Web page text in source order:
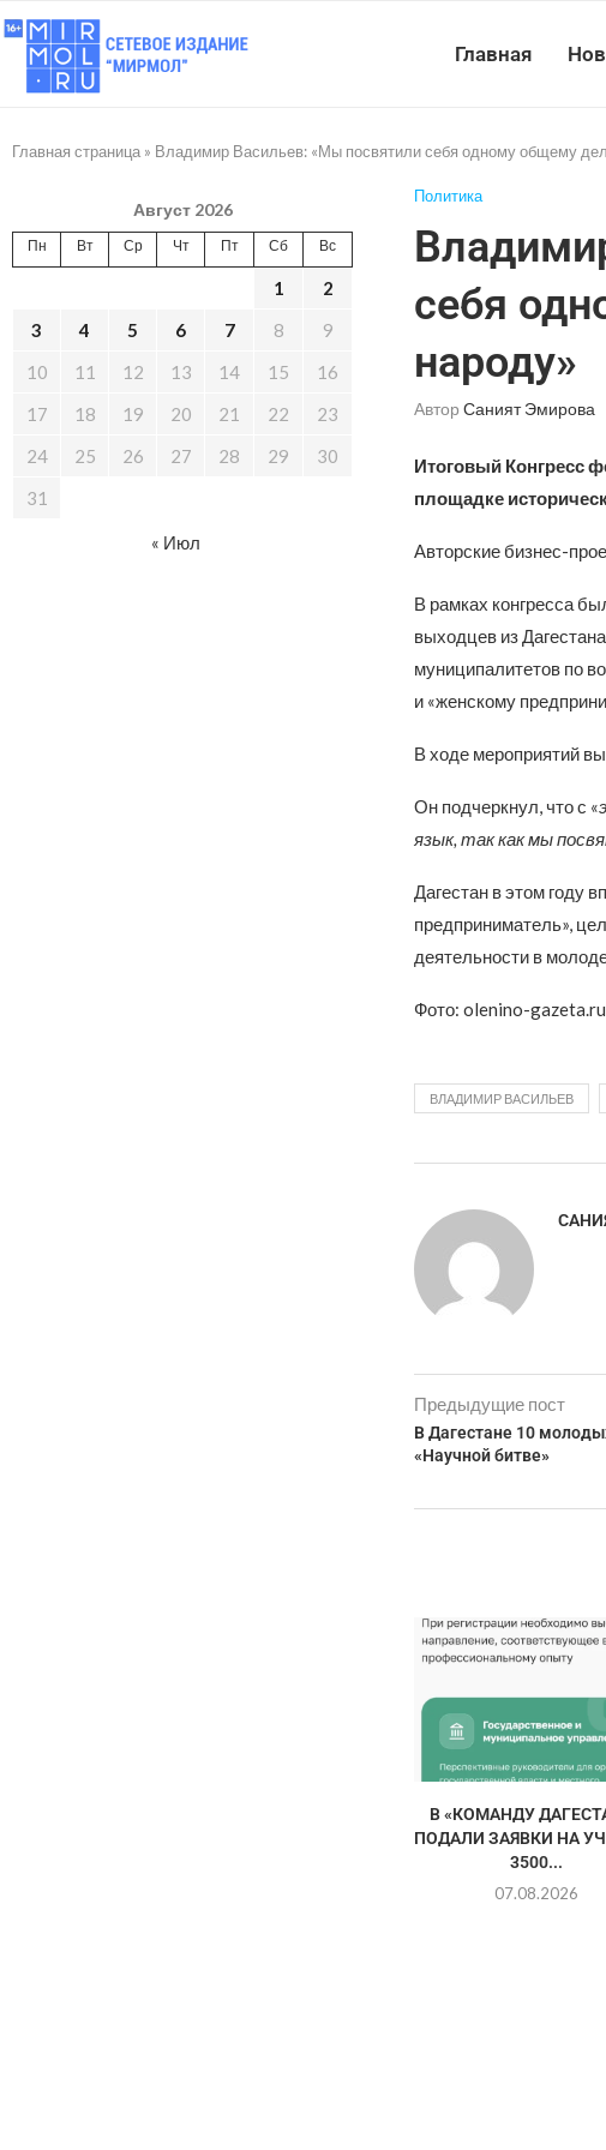
Главная
Главная страница » Владимир Васильев: «Мы посвятили себя одному общему
Политика
себя
народу»
Автор Саният Эмирова
Итоговый Конгресс
площадке
Авторские бизнес-
В рамках конгресса
выходцев из
муниципалитетов по
и «женскому
В ходе мероприятий
Он подчеркнул, что с «
язык, так как мы
Дагестан в этом году
предприниматель»,
деятельности в
Фото: olenino-gazeta.ru
ВЛАДИМИР ВАСИЛЬЕВ
Предыдущие пост
В Дагестане 10
«Научной битве»
В «КОМАНДУ
ПОДАЛИ ЗАЯВКИ НА
3500...
07.08.2026
Август 2026
Пн Вт Ср Чт Пт Сб Вс
1
2
3
4 5 6 7 8
9
10
11 12 13 14 15
16
17
18 19 20 21 22
23
24
25 26 27 28 29
30
31
« Июл